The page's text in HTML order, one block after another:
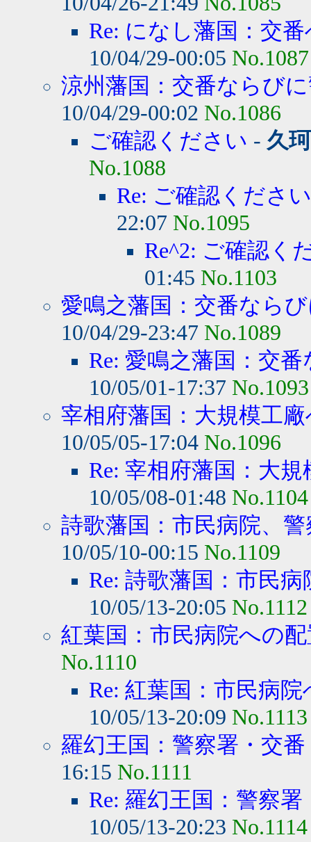
Re: になし藩国：交
10/04/29-00:05 No.1087
涼州藩国：交番ならび
10/04/29-00:02 No.1086
ご確認ください - 久
No.1088
Re: ご確認ください
22:07 No.1095
Re^2: ご確認く
01:45 No.1103
愛鳴之藩国：交番なら
10/04/29-23:47 No.1089
Re: 愛鳴之藩国：交
10/05/01-17:37 No.1093
宰相府藩国：大規模工
10/05/05-17:04 No.1096
Re: 宰相府藩国：大
10/05/08-01:48 No.1104
詩歌藩国：市民病院、
10/05/10-00:15 No.1109
Re: 詩歌藩国：市民病
10/05/13-20:05 No.1112
紅葉国：市民病院への
No.1110
Re: 紅葉国：市民病
10/05/13-20:09 No.1113
羅幻王国：警察署・交
16:15 No.1111
Re: 羅幻王国：警察署
10/05/13-20:23 No.1114